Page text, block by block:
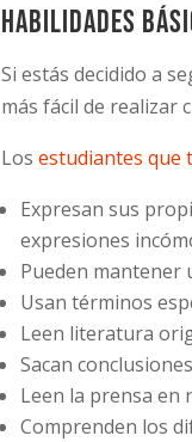
Habilidades
Si estás decidido a
más fácil de realizar
Losestudiantes que
Expresan sus
expresiones
Pueden mantener
Usan términos
Leen literatura
Sacan
Leen la prensa en
Comprenden los